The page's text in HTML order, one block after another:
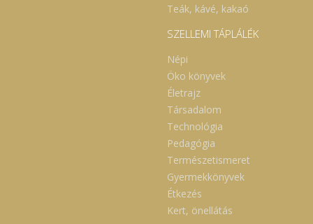
Teák, kávé, kakaó
SZELLEMI TÁPLÁLÉK
Népi
Öko könyvek
Életrajz
Társadalom
Technológia
Pedagógia
Természetismeret
Gyermekkönyvek
Étkezés
Kert, önellátás